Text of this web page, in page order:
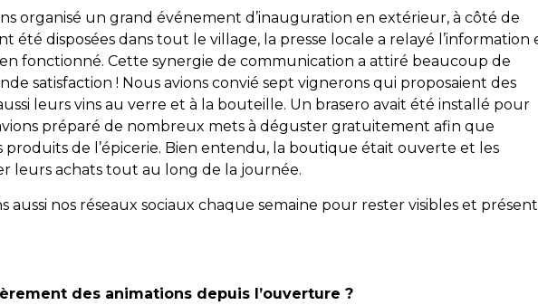
organisé un grand événement d’inauguration en extérieur, à côté de
été disposées dans tout le village, la presse locale a relayé l’information
fonctionné. Cette synergie de communication a attiré beaucoup de
satisfaction ! Nous avions convié sept vignerons qui proposaient des
leurs vins au verre et à la bouteille. Un brasero avait été installé pour
préparé de nombreux mets à déguster gratuitement afin que
produits de l’épicerie. Bien entendu, la boutique était ouverte et les
leurs achats tout au long de la journée.
aussi nos réseaux sociaux chaque semaine pour rester visibles et
des animations depuis l’ouverture ?